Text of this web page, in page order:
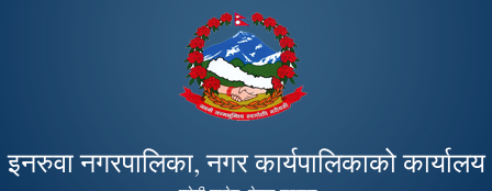
Skip to
main
content
इनरुवा नगरपालिका, नगर कार्यपालिकाको कार्यालय